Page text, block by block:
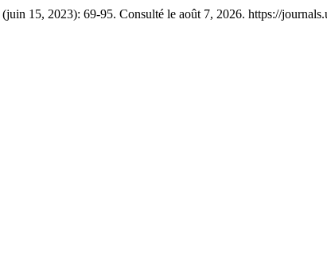
15, 2023): 69-95. Consulté le août 7, 2026. https://